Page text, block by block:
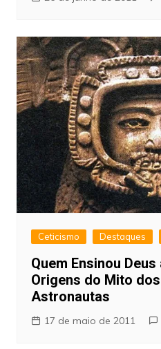
Ceticismo Destaques
Quem Ensinou
Origens do Mito
Astronautas
17 de maio de 2011